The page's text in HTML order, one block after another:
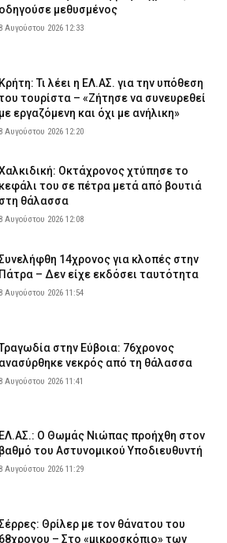
του ο ιδιοκτήτης και συνελήφθη και
2026 23:05
22:51
Κύπρο: Μοναχός επιτέθηκε με
δύο άτομα!
22:36
σε κατάστημα με ναυτιλιακά είδη –
πολυκατοικία
22:22
οδηγούσε μεθυσμένος
8 Αυγούστου 2026 12:33
Κρήτη: Τι λέει η ΕΛ.ΑΣ. για την υπόθεση
τουρίστα – «Ζήτησε να συνευρεθεί
με εργαζόμενη και όχι με ανήλικη»
8 Αυγούστου 2026 12:20
Οκτάχρονος χτύπησε το
κεφάλι του σε πέτρα μετά από βουτιά
στη θάλασσα
8 Αυγούστου 2026 12:08
14χρονος για κλοπές στην
Πάτρα – Δεν είχε εκδόσει ταυτότητα
8 Αυγούστου 2026 11:54
στην Εύβοια: 76χρονος
ανασύρθηκε νεκρός από τη θάλασσα
8 Αυγούστου 2026 11:41
ΕΛ.ΑΣ.: Ο Θωμάς Νιώπας προήχθη στον
βαθμό του Αστυνομικού Υποδιευθυντή
8 Αυγούστου 2026 11:29
Θρίλερ με τον θάνατου του
68χρονου – Στο «μικροσκόπιο» των